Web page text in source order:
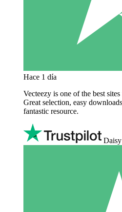
Hace 1 día
Vecteezy is one of the best
Great selection, easy
fantastic resource.